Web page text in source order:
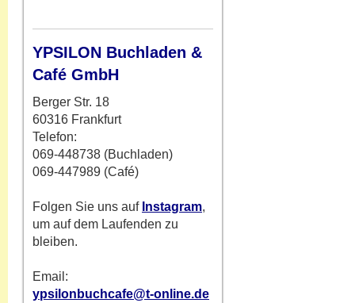
YPSILON Buchladen &
Café GmbH
Berger Str. 18
60316 Frankfurt
Telefon:
069-448738 (Buchladen)
069-447989 (Café)
Folgen Sie uns auf Instagram,
um auf dem Laufenden zu
bleiben.
Email:
ypsilonbuchcafe@t-online.de